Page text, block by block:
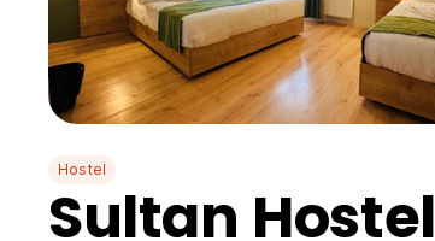
Hostel
Sultan Hostel